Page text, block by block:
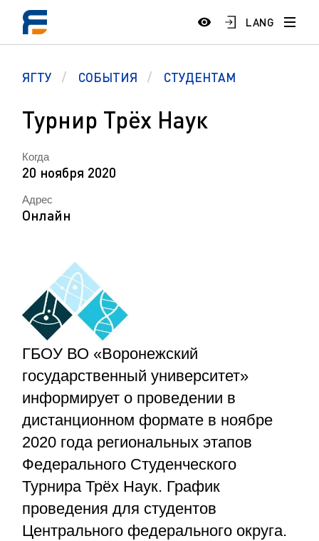
LANG
ЯГТУ СОБЫТИЯ СТУДЕНТАМ
Турнир Трёх Наук
ГБОУ ВО «Воронежский
государственный университет»
информирует о проведении в
дистанционном формате в ноябре
2020 года региональных этапов
Федерального Студенческого
Турнира Трёх Наук. График
проведения для студентов
Центрального федерального округа.
Когда
20 ноября 2020
Адрес
Онлайн